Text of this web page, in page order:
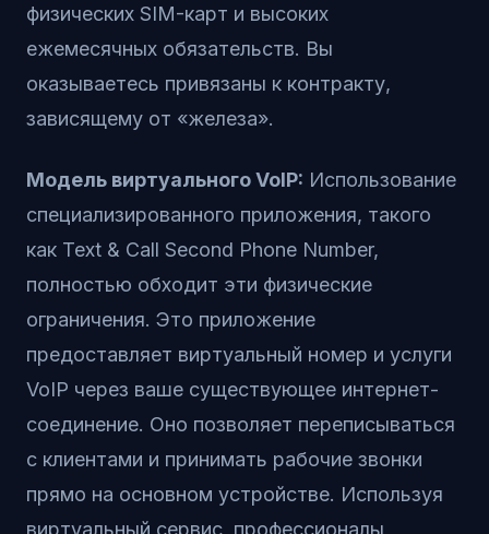
физических SIM-карт и высоких
ежемесячных обязательств. Вы
оказываетесь привязаны к контракту,
зависящему от «железа».
Модель виртуального VoIP: Использование
специализированного приложения, такого
как Text & Call Second Phone Number,
полностью обходит эти физические
ограничения. Это приложение
предоставляет виртуальный номер и услуги
VoIP через ваше существующее интернет-
соединение. Оно позволяет переписываться
с клиентами и принимать рабочие звонки
прямо на основном устройстве. Используя
виртуальный сервис, профессионалы